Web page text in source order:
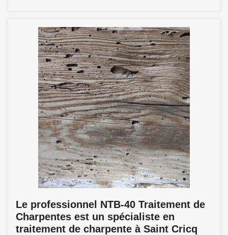
Le professionnel NTB-40 Traitement de
Charpentes est un spécialiste en
traitement de charpente à Saint Cricq